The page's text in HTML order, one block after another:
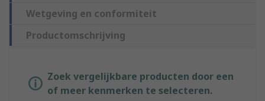
Wetgeving en conformiteit
Productomschrijving
Zoek vergelijkbare producten door een
of meer kenmerken te selecteren.